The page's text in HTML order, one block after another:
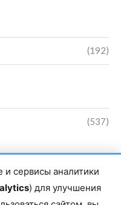
(192)
(537)
сервисы аналитики
) для улучшения